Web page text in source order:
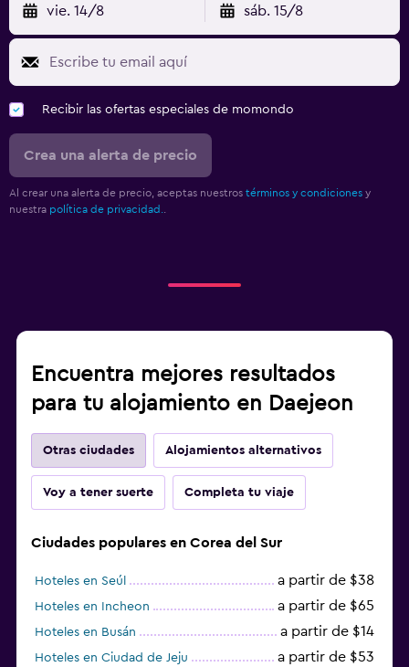
vie. 14/8 sáb. 15/8
Recibir las ofertas especiales de momondo
Crea una alerta de precio
Al crear una alerta de precio, aceptas nuestros términos y condiciones y
nuestra política de privacidad.
Encuentra mejores resultados
para tu alojamiento en Daejeon
Otras ciudades Alojamientos alternativos
Voy a tener suerte Completa tu viaje
Ciudades populares en Corea del Sur
Hoteles en Seúl a partir de $38
Hoteles en Incheon a partir de $65
Hoteles en Busán a partir de $14
Hoteles en Ciudad de Jeju a partir de $53